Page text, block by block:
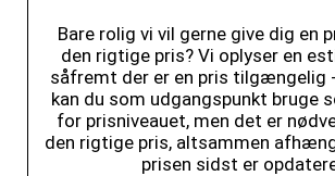
Bare rolig vi vil gerne give dig en
den rigtige pris? Vi oplyser en
såfremt der er en pris tilgængelig
kan du som udgangspunkt bruge
for prisniveauet, men det er
den rigtige pris, altsammen
prisen sidst er